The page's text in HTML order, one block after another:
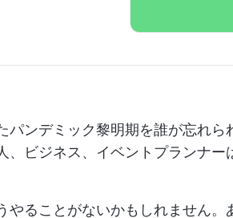
パンデミック黎明期を誰が忘れら
、ビジネス、イベントプランナー
やることがないかもしれません。